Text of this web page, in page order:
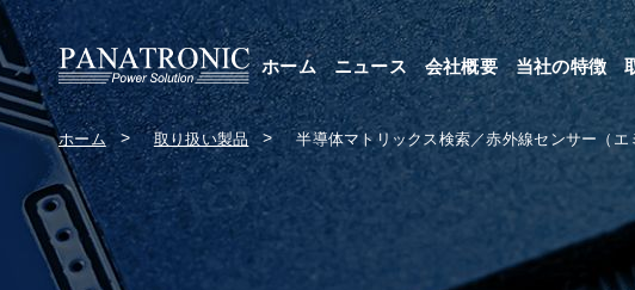
ホーム ニュース 会社概要 当社の特徴
ホーム 取り扱い製品 半導体マトリックス検索／赤外線センサー（エ